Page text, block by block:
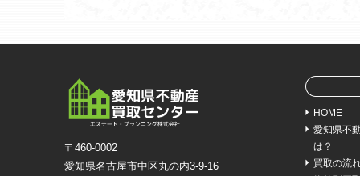
〒460-0002
愛知県名古屋市中区丸の内3-9-16
HOME
愛知県不
は？
買取の流